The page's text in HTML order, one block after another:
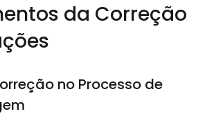
da Correção
no Processo de